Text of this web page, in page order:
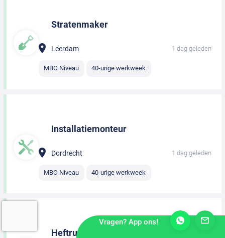
Stratenmaker
Leerdam 1 dag geleden
MBO Niveau 40-urige werkweek
Installatiemonteur
Dordrecht 1 dag geleden
MBO Niveau 40-urige werkweek
Heftruckchauffeur
Vragen? App ons!